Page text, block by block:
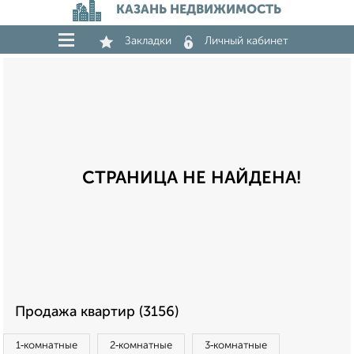
КАЗАНЬ НЕДВИЖИМОСТЬ
Закладки Личный кабинет
СТРАНИЦА НЕ НАЙДЕНА!
Продажа квартир (3156)
1‑комнатные 2‑комнатные 3‑комнатные